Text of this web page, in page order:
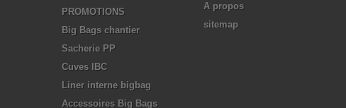
PROMOTIONS
Big Bags chantier
Sacherie PP
Cuves IBC
Liner interne bigbag
Accessoires Big Bags
A propos
sitemap